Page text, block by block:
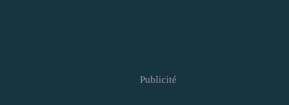
Publicité